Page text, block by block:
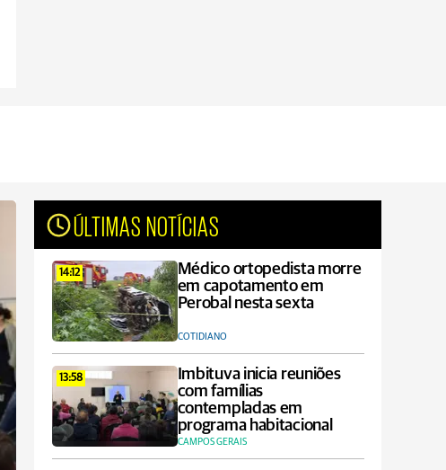
ÚLTIMAS NOTÍCIAS
14:12
Médico ortopedista morre
em capotamento em
Perobal nesta sexta
COTIDIANO
13:58
Imbituva inicia reuniões
com famílias
contempladas em
programa habitacional
CAMPOS GERAIS